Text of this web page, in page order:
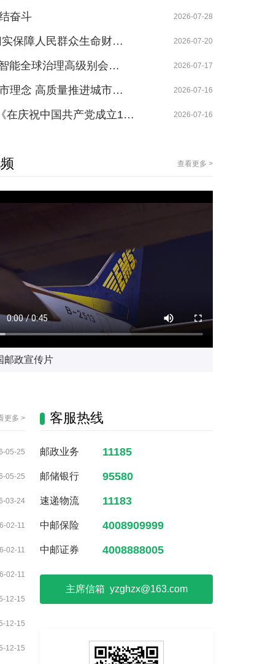
奋斗 2026-07-28
保障人民群众生命财… 2026-07-20
能全球治理高级别会… 2026-07-17
理念 高质量推进城市… 2026-07-16
在庆祝中国共产党成立1… 2026-07-16
查看更多 >
邮政宣传片
更多 >
05-25
05-25
03-24
02-11
02-11
02-11
12-15
12-15
12-15
客服热线
邮政业务 11185
邮储银行 95580
速递物流 11183
中邮保险 4008909999
中邮证券 4008888005
主席信箱 yzghzx@163.com